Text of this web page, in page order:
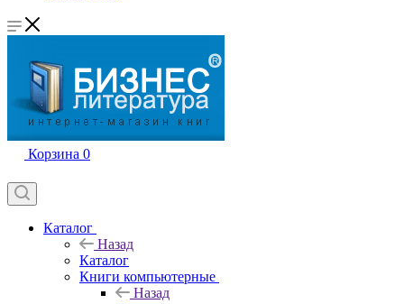
Корзина 0
Каталог
Назад
Каталог
Книги компьютерные
Назад